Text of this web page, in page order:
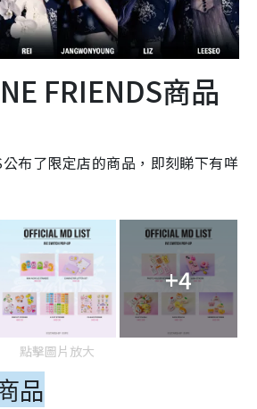
FRIENDS商品
布了限定店的商品，即刻睇下有咩
+4
點擊圖片放大
品